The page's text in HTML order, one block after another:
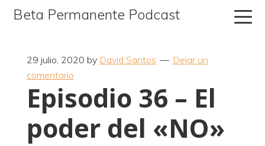
principal
principal
lateral
primaria
Beta Permanente Podcast
29 julio, 2020 by David Santos
Dejar un
comentario
Episodio 36 – El
poder del «NO»